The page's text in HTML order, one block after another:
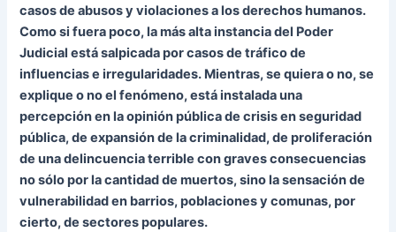
casos de abusos y violaciones a los derechos humanos.
Como si fuera poco, la más alta instancia del Poder
Judicial está salpicada por casos de tráfico de
influencias e irregularidades. Mientras, se quiera o no, se
explique o no el fenómeno, está instalada una
percepción en la opinión pública de crisis en seguridad
pública, de expansión de la criminalidad, de proliferación
de una delincuencia terrible con graves consecuencias
no sólo por la cantidad de muertos, sino la sensación de
vulnerabilidad en barrios, poblaciones y comunas, por
cierto, de sectores populares.